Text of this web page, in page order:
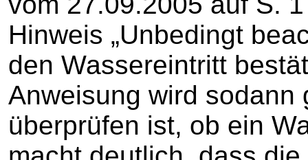
Hinweis „Unbedingt
den Wassereintritt
Anweisung wird sodann
überprüfen ist, ob ein